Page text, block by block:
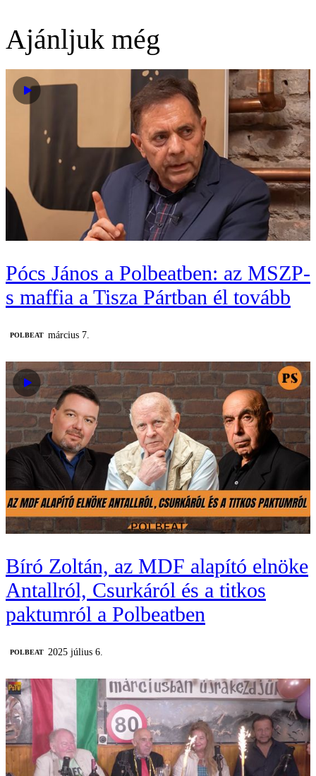
Ajánljuk még
Pócs János a Polbeatben: az MSZP-
s maffia a Tisza Pártban él tovább
‎POLBEAT március 7.
Bíró Zoltán, az MDF alapító elnöke
Antallról, Csurkáról és a titkos
paktumról a Polbeatben
‎POLBEAT 2025 július 6.